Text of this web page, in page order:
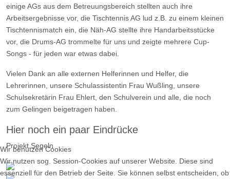
einige AGs aus dem Betreuungsbereich stellten auch ihre
Arbeitsergebnisse vor, die Tischtennis AG lud z.B. zu einem kleinen
Tischtennismatch ein, die Näh-AG stellte ihre Handarbeitsstücke
vor, die Drums-AG trommelte für uns und zeigte mehrere Cup-
Songs - für jeden war etwas dabei.
Vielen Dank an alle externen Helferinnen und Helfer, die
Lehrerinnen, unsere Schulassistentin Frau Wußling, unsere
Schulsekretärin Frau Ehlert, den Schulverein und alle, die noch
zum Gelingen beigetragen haben.
Hier noch ein paar Eindrücke
Projekt Segeln
Wir benutzen Cookies
Wir nutzen sog. Session-Cookies auf unserer Website. Diese sind
essenziell für den Betrieb der Seite. Sie können selbst entscheiden, ob